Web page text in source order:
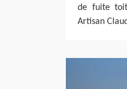
de fuite
Artisan